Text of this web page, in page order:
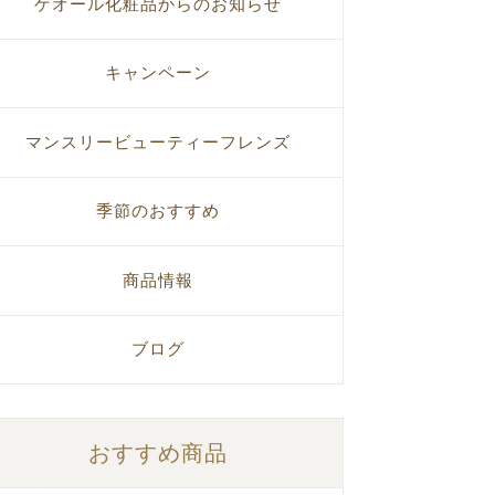
ゲオール化粧品からのお知らせ
キャンペーン
マンスリービューティーフレンズ
季節のおすすめ
商品情報
ブログ
おすすめ商品